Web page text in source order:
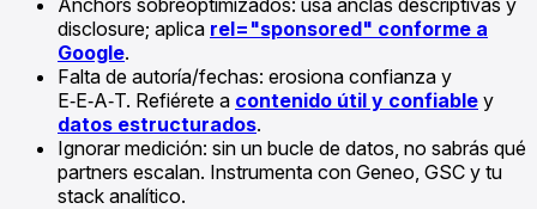
disclosure; aplica rel="sponsored" conforme a
Google.
Falta de autoría/fechas: erosiona confianza y
E‑E‑A‑T. Refiérete a contenido útil y confiable y
datos estructurados.
Ignorar medición: sin un bucle de datos, no sabrás qué
partners escalan. Instrumenta con Geneo, GSC y tu
stack analítico.